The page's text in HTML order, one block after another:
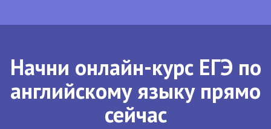
Начни онлайн-курс ЕГЭ по
английскому языку прямо
сейчас